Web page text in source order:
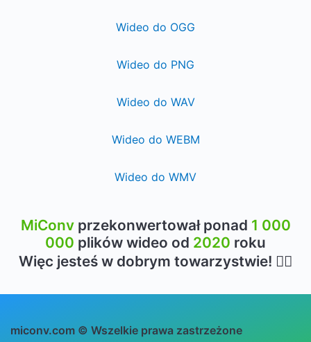
Wideo do OGG
Wideo do PNG
Wideo do WAV
Wideo do WEBM
Wideo do WMV
MiConvprzekonwertował ponad 1 000
000 plików wideo od 2020 roku
Więc jesteś w dobrym towarzystwie! 👍🏻
miconv.com © Wszelkie prawa zastrzeżone